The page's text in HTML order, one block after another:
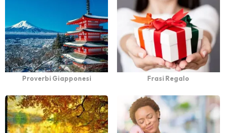
Proverbi Giapponesi Frasi Regalo